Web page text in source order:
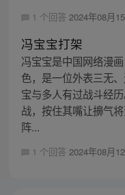
1 个回答 2024年08月
冯宝宝打架
冯宝宝是中国网络漫
色，是一位外表三无
宝与多人有过战斗经
战，按住其嘴让擤气
阵...
1 个回答 2024年08月